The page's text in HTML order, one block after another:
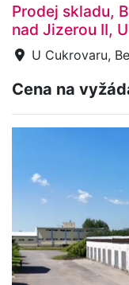
Prodej skladu,
nad Jizerou II,
U Cukrovaru,
Cena na